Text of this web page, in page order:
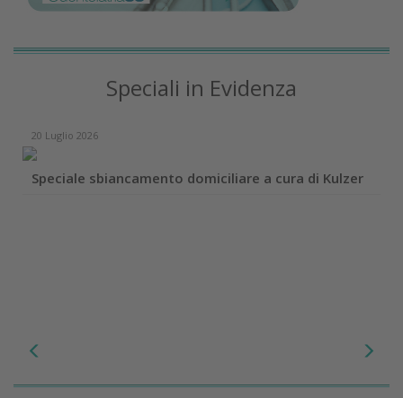
Speciali in Evidenza
20 Luglio 2026
Speciale sbiancamento domiciliare a cura di Kulzer